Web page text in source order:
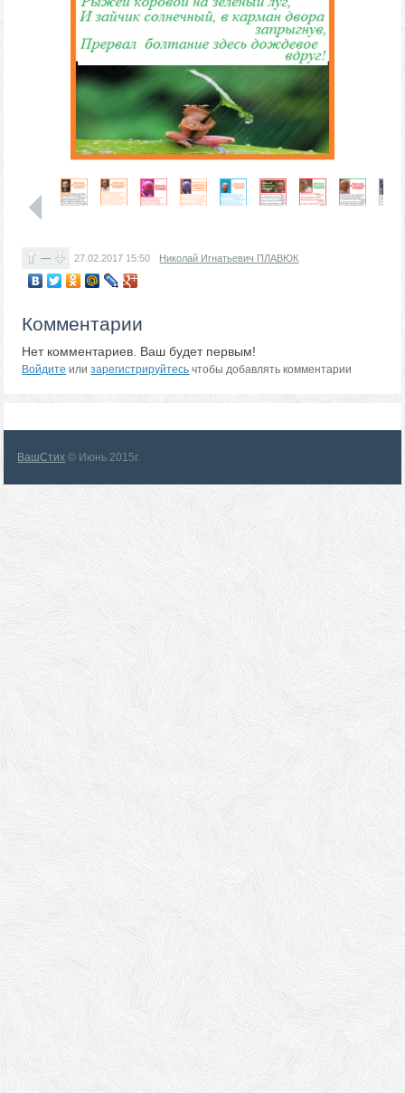
— 27.02.2017 15:50 Николай Игнатьевич ПЛАВЮК
Комментарии
Нет комментариев. Ваш будет первым!
Войдите илизарегистрируйтесь чтобы добавлять комментарии
ВашСтих © Июнь 2015г.